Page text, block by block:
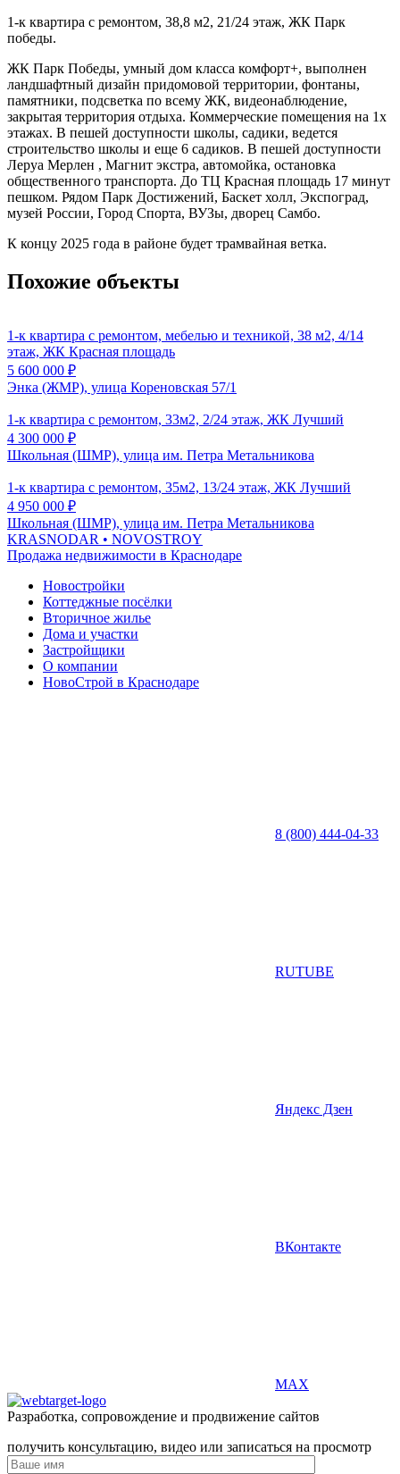
1-к квартира с ремонтом, 38,8 м2, 21/24 этаж, ЖК Парк
победы.
ЖК Парк Победы, умный дом класса комфорт+, выполнен
ландшафтный дизайн придомовой территории, фонтаны,
памятники, подсветка по всему ЖК, видеонаблюдение,
закрытая территория отдыха. Коммерческие помещения на 1х
этажах. В пешей доступности школы, садики, ведется
строительство школы и еще 6 садиков. В пешей доступности
Леруа Мерлен , Магнит экстра, автомойка, остановка
общественного транспорта. До ТЦ Красная площадь 17 минут
пешком. Рядом Парк Достижений, Баскет холл, Экспоград,
музей России, Город Спорта, ВУЗы, дворец Самбо.
К концу 2025 года в районе будет трамвайная ветка.
Похожие объекты
1-к квартира с ремонтом, мебелью и техникой, 38 м2, 4/14
этаж, ЖК Красная площадь
5 600 000 ₽
Энка (ЖМР), улица Кореновская 57/1
1-к квартира с ремонтом, 33м2, 2/24 этаж, ЖК Лучший
4 300 000 ₽
Школьная (ШМР), улица им. Петра Метальникова
1-к квартира с ремонтом, 35м2, 13/24 этаж, ЖК Лучший
4 950 000 ₽
Школьная (ШМР), улица им. Петра Метальникова
KRASNODAR • NOVOSTROY
Продажа недвижимости в Краснодаре
Новостройки
Коттеджные посёлки
Вторичное жилье
Дома и участки
Застройщики
О компании
НовоСтрой в Краснодаре
8 (800) 444-04-33
RUTUBE
Яндекс Дзен
ВКонтакте
MAX
Разработка, сопровождение и продвижение сайтов
получить консультацию, видео или записаться на просмотр